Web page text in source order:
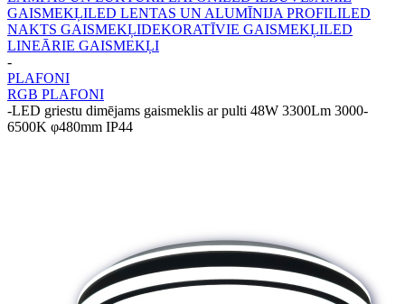
GAISMEKĻILED LENTAS UN ALUMĪNIJA PROFILILED
NAKTS GAISMEKĻIDEKORATĪVIE GAISMEKĻILED
LINEĀRIE GAISMEKĻI
-
PLAFONI
RGB PLAFONI
-LED griestu dimējams gaismeklis ar pulti 48W 3300Lm 3000-
6500K φ480mm IP44